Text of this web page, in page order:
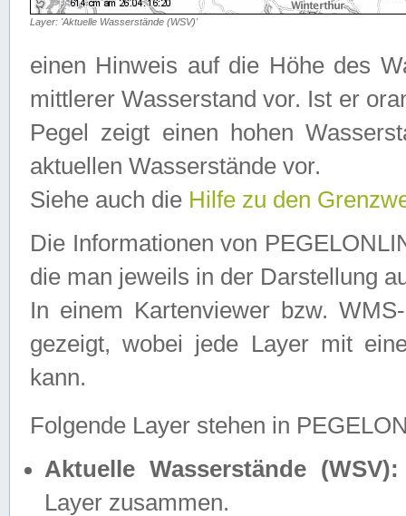
Layer: 'Aktuelle Wasserstände (WSV)'
einen Hinweis auf die Höhe des
mittlerer Wasserstand vor. Ist er
Pegel zeigt einen hohen
aktuellen Wasserstände vor.
Siehe auch die Hilfe zu den
Die Informationen von
die man jeweils in der Darstellung
In einem Kartenviewer bzw.
gezeigt, wobei jede Layer mit
kann.
Folgende Layer stehen in
Aktuelle Wasserstände (WSV):
Layer zusammen.